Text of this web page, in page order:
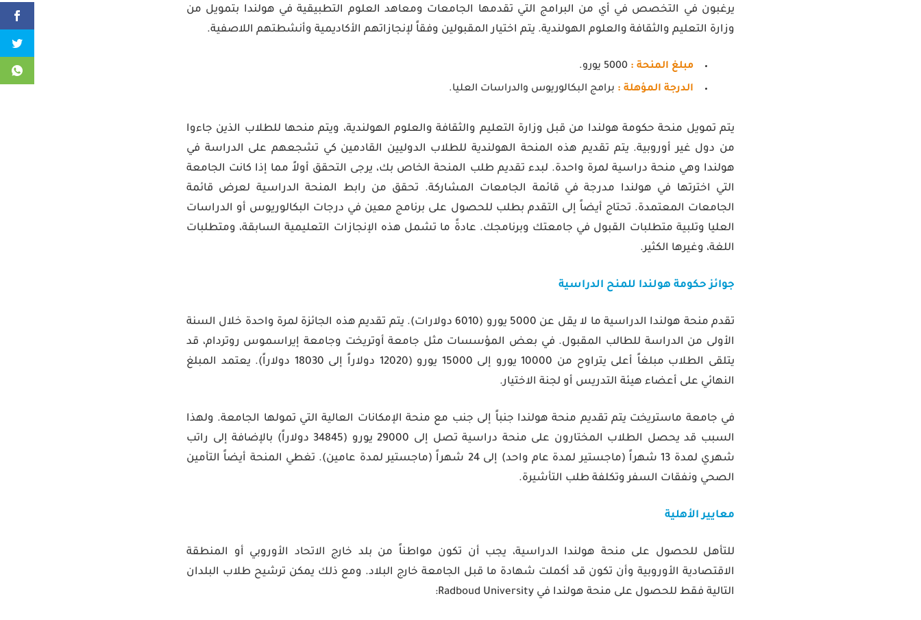
يرغبون في التخصص في أي من البرامج التي تقدمها الجامعات ومعاهد العلوم التطبيقية في هولندا بتمويل من
وزارة التعليم والثقافة والعلوم الهولندية. يتم اختيار المقبولين وفقاً لإنجازاتهم الأكاديمية وأنشطتهم اللاصفية.
مبلغ المنحة :
الدرجة المؤهلة : برامج البكالوريوس والدراسات العليا.
يتم تمويل منحة حكومة هولندا من قبل وزارة التعليم والثقافة والعلوم الهولندية، ويتم منحها للطلاب الذين جاءوا
من دول غير أوروبية. يتم تقديم هذه المنحة الهولندية للطلاب الدوليين القادمين كي تشجعهم على الدراسة في
هولندا وهي منحة دراسية لمرة واحدة. لبدء تقديم طلب المنحة الخاص بك، يرجى التحقق أولاً مما إذا كانت الجامعة
التي اخترتها في هولندا مدرجة في قائمة الجامعات المشاركة. تحقق من رابط المنحة الدراسية لعرض قائمة
الجامعات المعتمدة. تحتاج أيضاً إلى التقدم بطلب للحصول على برنامج معين في درجات البكالوريوس أو الدراسات
العليا وتلبية متطلبات القبول في جامعتك وبرنامجك. عادةً ما تشمل هذه الإنجازات التعليمية السابقة، ومتطلبات
اللغة، وغيرها الكثير.
جوائز حكومة هولندا للمنح الدراسية
تقدم منحة هولندا الدراسية ما لا يقل عن 5000 يورو (6010 دولارات). يتم تقديم هذه الجائزة لمرة واحدة خلال السنة
الأولى من الدراسة للطالب المقبول. في بعض المؤسسات مثل جامعة أوتريخت وجامعة إيراسموس روتردام، قد
يتلقى الطلاب مبلغاً أعلى يتراوح من 10000 يورو إلى 15000 يورو (12020 دولاراً إلى 18030 دولاراً). يعتمد المبلغ
النهائي على أعضاء هيئة التدريس أو لجنة الاختيار.
في جامعة ماستريخت يتم تقديم منحة هولندا جنباً إلى جنب مع منحة الإمكانات العالية التي تمولها الجامعة. ولهذا
السبب قد يحصل الطلاب المختارون على منحة دراسية تصل إلى 29000 يورو (34845 دولاراً) بالإضافة إلى راتب
شهري لمدة 13 شهراً (ماجستير لمدة عام واحد) إلى 24 شهراً (ماجستير لمدة عامين). تغطي المنحة أيضاً التأمين
الصحي ونفقات السفر وتكلفة طلب التأشيرة.
معايير الأهلية
للتأهل للحصول على منحة هولندا الدراسية، يجب أن تكون مواطناً من بلد خارج الاتحاد الأوروبي أو المنطقة
الاقتصادية الأوروبية وأن تكون قد أكملت شهادة ما قبل الجامعة خارج البلاد. ومع ذلك يمكن ترشيح طلاب البلدان
التالية فقط للحصول على منحة هولندا في Radboud University: